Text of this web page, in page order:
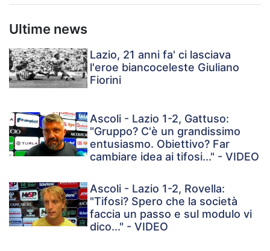
Ultime news
Lazio, 21 anni fa' ci lasciava
l'eroe biancoceleste Giuliano
Fiorini
Ascoli - Lazio 1-2, Gattuso:
"Gruppo? C'è un grandissimo
entusiasmo. Obiettivo? Far
cambiare idea ai tifosi..." - VIDEO
Ascoli - Lazio 1-2, Rovella:
"Tifosi? Spero che la società
faccia un passo e sul modulo vi
dico..." - VIDEO